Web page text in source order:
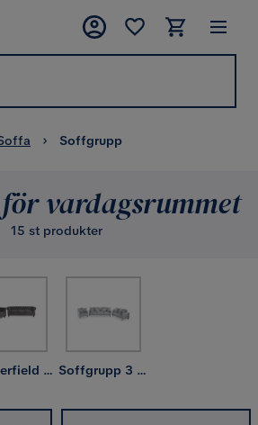
Soffgrupp
vardagsrummet
15 st produkter
Chesterfield soffgrupp Soffgrupp 3 2 1